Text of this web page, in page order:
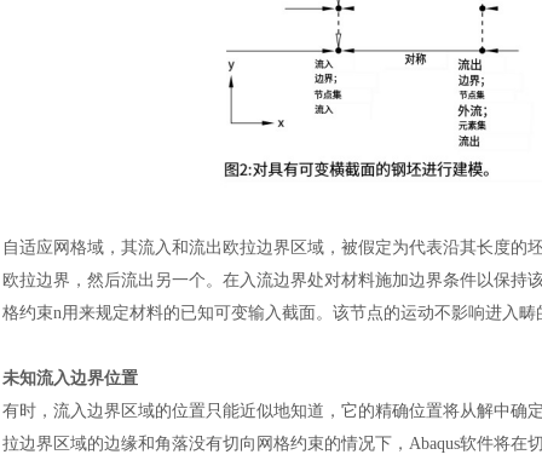
自适应网格域，其流入和流出欧拉边界区域，被假定为代表沿其长度的
欧拉边界，然后流出另一个。在入流边界处对材料施加边界条件以保
格约束n用来规定材料的已知可变输入截面。该节点的运动不影响进入畴
未知流入边界位置
有时，流入边界区域的位置只能近似地知道，它的精确位置将从解中
拉边界区域的边缘和角落没有切向网格约束的情况下， Abaqus软件将在